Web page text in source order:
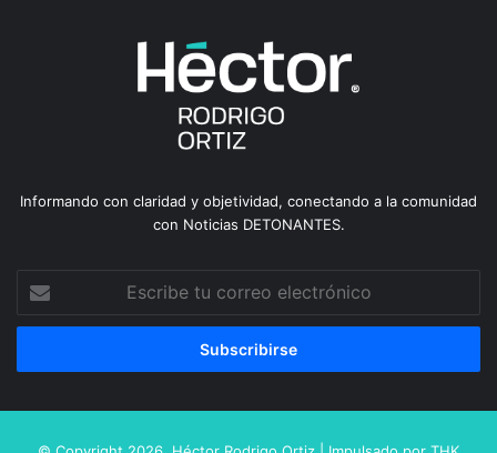
Informando con claridad y objetividad, conectando a la comunidad
con Noticias DETONANTES.
tu
correo